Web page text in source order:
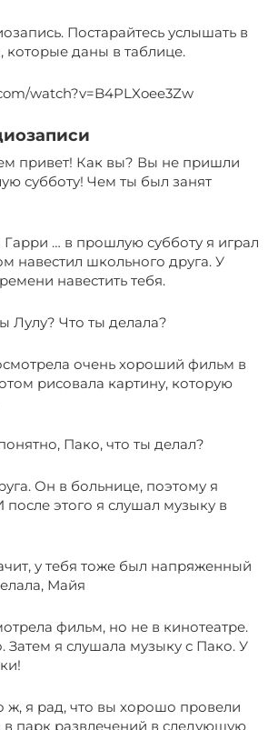
Постарайтесь услышать в
которые даны в таблице.
watch?v=B4PLXoee3Zw
привет! Как вы? Вы не пришли
субботу! Чем ты был занят
… в прошлую субботу я играл
навестил школьного друга. У
навестить тебя.
Лулу? Что ты делала?
очень хороший фильм в
рисовала картину, которую
Пако, что ты делал?
Он в больнице, поэтому я
этого я слушал музыку в
у тебя тоже был напряженный
Майя
фильм, но не в кинотеатре.
Затем я слушала музыку с Пако. У
ж, я рад, что вы хорошо провели
парк развлечений в следующую